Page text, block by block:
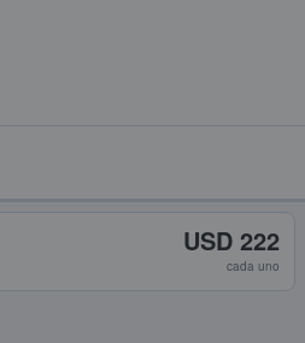
USD 222
cada uno